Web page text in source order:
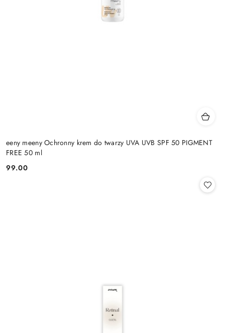
eeny meeny Ochronny krem do twarzy UVA UVB SPF 50 PIGMENT
FREE 50 ml
Cena:
99.00